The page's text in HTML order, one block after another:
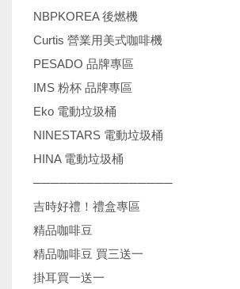
NBPKOREA 後燃機
Curtis 營業用美式咖啡機
PESADO 品牌專區
IMS 粉杯 品牌專區
Eko 電動垃圾桶
NINESTARS 電動垃圾桶
HINA 電動垃圾桶
────────────────
吉時好禮！禮盒專區
精品咖啡豆
精品咖啡豆 買三送一
掛耳買一送一